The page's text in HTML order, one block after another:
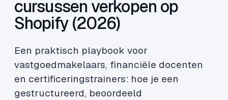
cursussen verkopen op
Shopify (2026)
Een praktisch playbook voor
vastgoedmakelaars, financiële docenten
en certificeringstrainers: hoe je een
gestructureerd, beoordeeld